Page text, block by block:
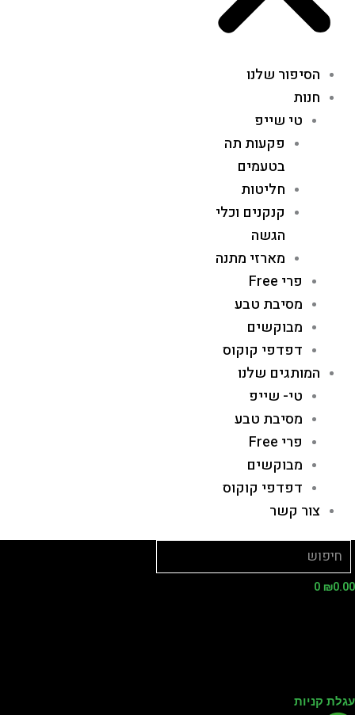
הסיפור שלנו
חנות
טי שייפ
פקעות תה
בטעמים
חליטות
קנקנים וכלי
הגשה
מארזי מתנה
פרי Free
מסיבת טבע
מבוקשים
דפדפי קוקוס
המותגים שלנו
טי- שייפ
מסיבת טבע
פרי Free
מבוקשים
דפדפי קוקוס
צור קשר
₪
0
קניות